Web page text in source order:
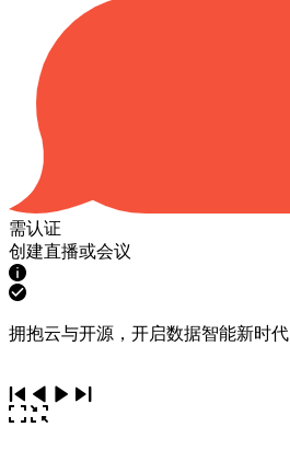
需认证
创建直播或会议
拥抱云与开源，开启数据智能新时代